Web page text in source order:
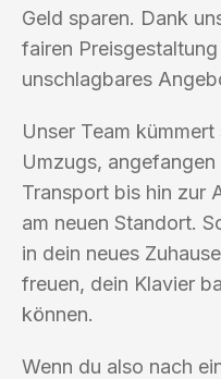
Geld sparen. Dank
fairen
unschlagbares
Unser Team
Umzugs,
Transport bis hin zur
am neuen Standort.
in dein neues
freuen, dein Klavier
können.
Wenn du also nach